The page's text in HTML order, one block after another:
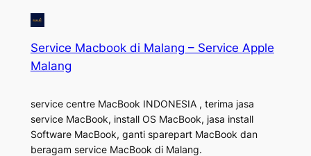
Service Macbook di Malang – Service Apple
Malang
service centre MacBook INDONESIA , terima jasa
service MacBook, install OS MacBook, jasa install
Software MacBook, ganti sparepart MacBook dan
beragam service MacBook di Malang.